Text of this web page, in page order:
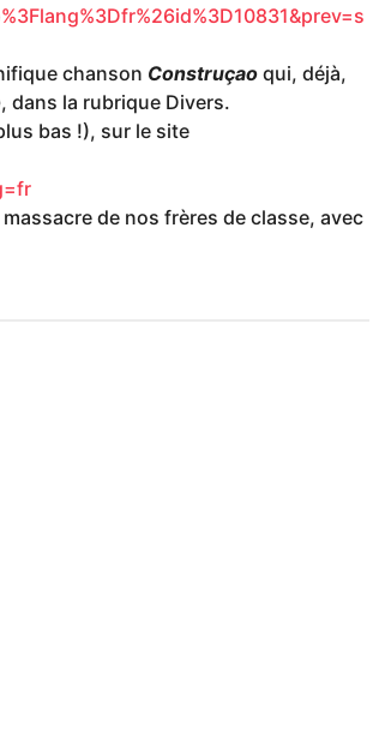
chanson Construçao qui, déjà,
, dans la rubrique Divers.
bas !), sur le site
de nos frères de classe, avec